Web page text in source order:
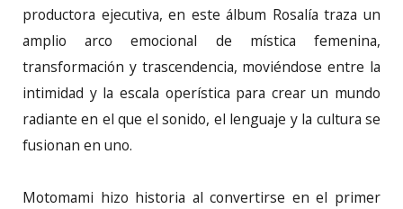
productora ejecutiva, en este álbum Rosalía traza un
amplio arco emocional de mística femenina,
transformación y trascendencia, moviéndose entre la
intimidad y la escala operística para crear un mundo
radiante en el que el sonido, el lenguaje y la cultura se
fusionan en uno.
Motomami hizo historia al convertirse en el primer